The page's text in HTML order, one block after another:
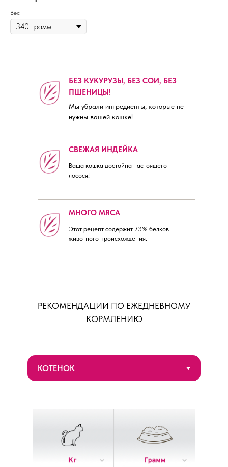
Вес
БЕЗ КУКУРУЗЫ, БЕЗ СОИ, БЕЗ
ПШЕНИЦЫ!
Мы убрали ингредиенты, которые не
нужны вашей кошке!
СВЕЖАЯ ИНДЕЙКА
Ваша кошка достойна настоящего
лосося!
МНОГО МЯСА
Этот рецепт содержит 73% белков
животного происхождения.
РЕКОМЕНДАЦИИ ПО ЕЖЕДНЕВНОМУ
КОРМЛЕНИЮ